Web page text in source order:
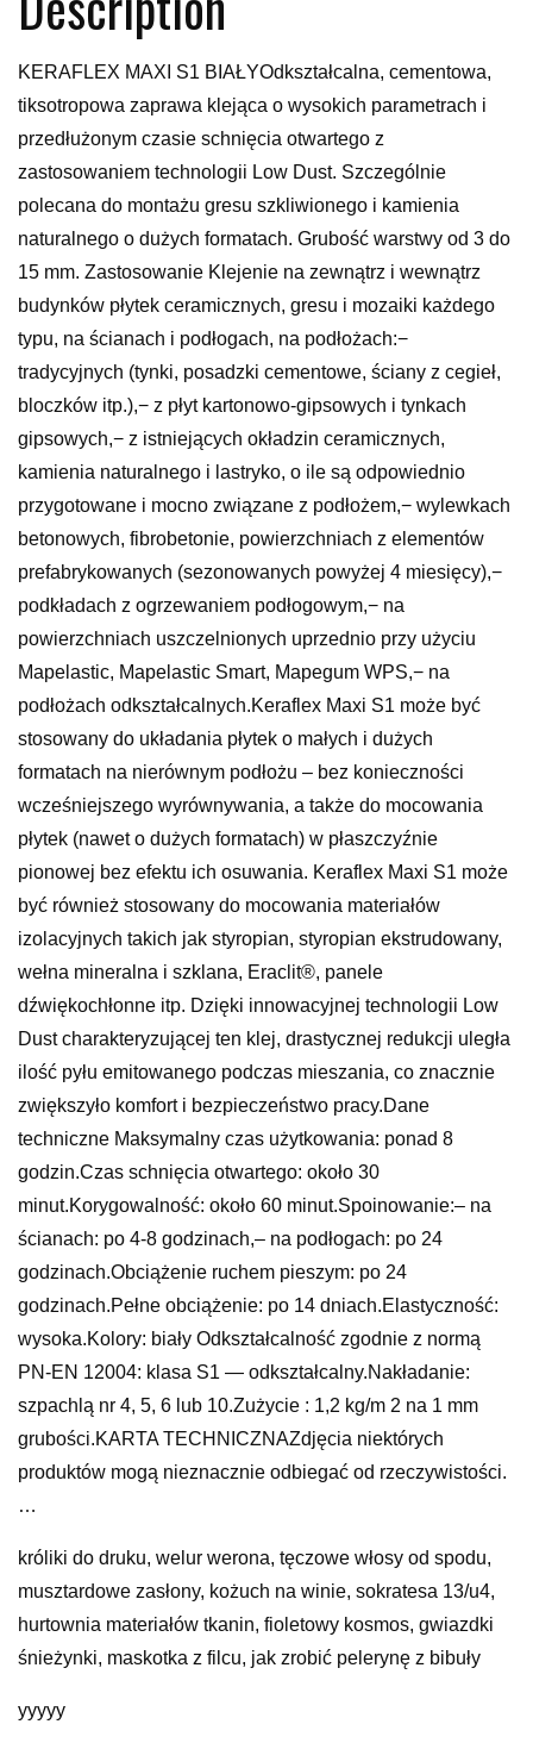
KERAFLEX MAXI S1 BIAŁYOdkształcalna, cementowa,
tiksotropowa zaprawa klejąca o wysokich parametrach i
przedłużonym czasie schnięcia otwartego z
zastosowaniem technologii Low Dust. Szczególnie
polecana do montażu gresu szkliwionego i kamienia
naturalnego o dużych formatach. Grubość warstwy od 3 do
15 mm. Zastosowanie Klejenie na zewnątrz i wewnątrz
budynków płytek ceramicznych, gresu i mozaiki każdego
typu, na ścianach i podłogach, na podłożach:−
tradycyjnych (tynki, posadzki cementowe, ściany z cegieł,
bloczków itp.),− z płyt kartonowo-gipsowych i tynkach
gipsowych,− z istniejących okładzin ceramicznych,
kamienia naturalnego i lastryko, o ile są odpowiednio
przygotowane i mocno związane z podłożem,− wylewkach
betonowych, fibrobetonie, powierzchniach z elementów
prefabrykowanych (sezonowanych powyżej 4 miesięcy),−
podkładach z ogrzewaniem podłogowym,− na
powierzchniach uszczelnionych uprzednio przy użyciu
Mapelastic, Mapelastic Smart, Mapegum WPS,− na
podłożach odkształcalnych.Keraflex Maxi S1 może być
stosowany do układania płytek o małych i dużych
formatach na nierównym podłożu – bez konieczności
wcześniejszego wyrównywania, a także do mocowania
płytek (nawet o dużych formatach) w płaszczyźnie
pionowej bez efektu ich osuwania. Keraflex Maxi S1 może
być również stosowany do mocowania materiałów
izolacyjnych takich jak styropian, styropian ekstrudowany,
wełna mineralna i szklana, Eraclit®, panele
dźwiękochłonne itp. Dzięki innowacyjnej technologii Low
Dust charakteryzującej ten klej, drastycznej redukcji uległa
ilość pyłu emitowanego podczas mieszania, co znacznie
zwiększyło komfort i bezpieczeństwo pracy.Dane
techniczne Maksymalny czas użytkowania: ponad 8
godzin.Czas schnięcia otwartego: około 30
minut.Korygowalność: około 60 minut.Spoinowanie:– na
ścianach: po 4-8 godzinach,– na podłogach: po 24
godzinach.Obciążenie ruchem pieszym: po 24
godzinach.Pełne obciążenie: po 14 dniach.Elastyczność:
wysoka.Kolory: biały Odkształcalność zgodnie z normą
PN-EN 12004: klasa S1 — odkształcalny.Nakładanie:
szpachlą nr 4, 5, 6 lub 10.Zużycie : 1,2 kg/m 2 na 1 mm
grubości.KARTA TECHNICZNAZdjęcia niektórych
produktów mogą nieznacznie odbiegać od rzeczywistości.
…
króliki do druku, welur werona, tęczowe włosy od spodu,
musztardowe zasłony, kożuch na winie, sokratesa 13/u4,
hurtownia materiałów tkanin, fioletowy kosmos, gwiazdki
śnieżynki, maskotka z filcu, jak zrobić pelerynę z bibuły
yyyyy